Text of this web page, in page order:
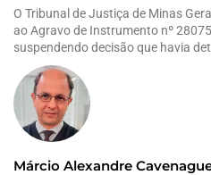
Márcio Alexandre
O Tribunal de Justiça de Minas
ao Agravo de Instrumento nº
suspendendo decisão que havia